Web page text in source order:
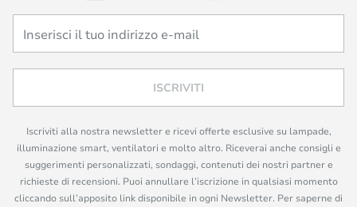
ISCRIVITI
Iscriviti alla nostra newsletter e ricevi offerte esclusive su lampade,
illuminazione smart, ventilatori e molto altro. Riceverai anche consigli e
suggerimenti personalizzati, sondaggi, contenuti dei nostri partner e
richieste di recensioni. Puoi annullare l’iscrizione in qualsiasi momento
cliccando sull’apposito link disponibile in ogni Newsletter. Per saperne di